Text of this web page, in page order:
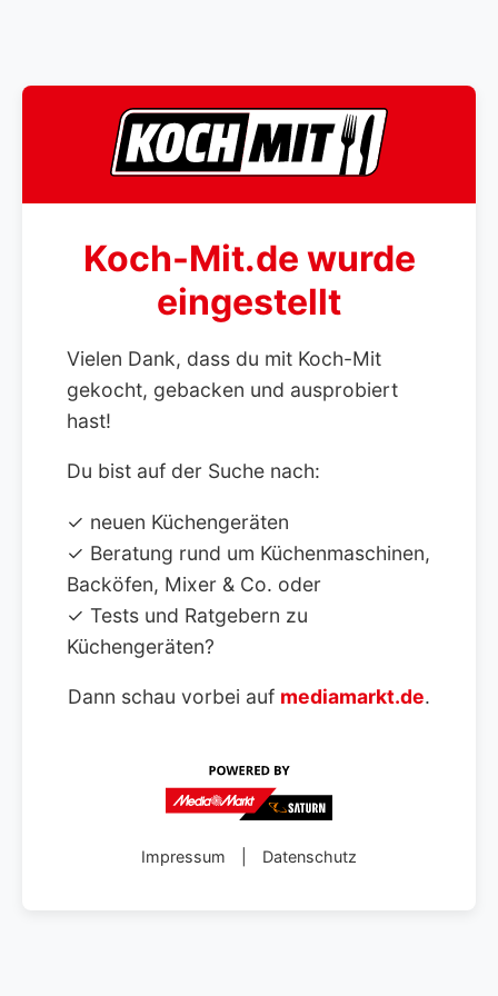
Koch-Mit.de wurde
eingestellt
Vielen Dank, dass du mit Koch-Mit
gekocht, gebacken und ausprobiert
hast!
Du bist auf der Suche nach:
✓ neuen Küchengeräten
✓ Beratung rund um Küchenmaschinen,
Backöfen, Mixer & Co. oder
✓ Tests und Ratgebern zu
Küchengeräten?
Dann schau vorbei auf mediamarkt.de.
Impressum Datenschutz